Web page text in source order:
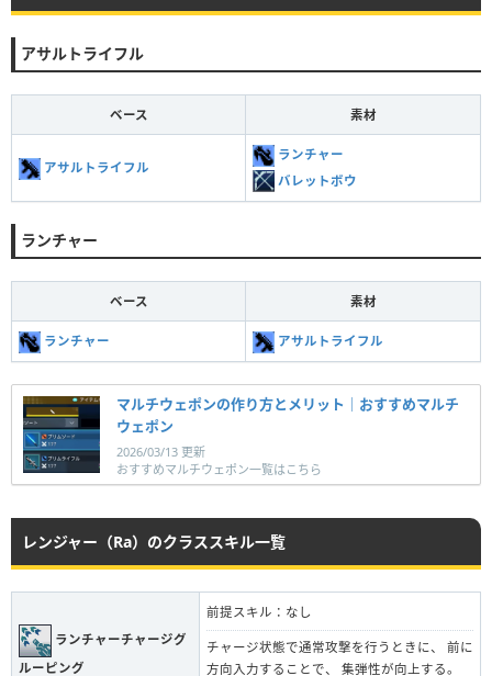
アサルトライフル
ベース 素材
アサルトライフル
ランチャー
バレットボウ
ランチャー
ベース 素材
ランチャー アサルトライフル
マルチウェポンの作り方とメリット｜おすすめマルチ
ウェポン
2026/03/13 更新
おすすめマルチウェポン一覧はこちら
レンジャー（Ra）のクラススキル一覧
ランチャーチャージグ
ルーピング
前提スキル：なし
チャージ状態で通常攻撃を行うときに、 前に
方向入力することで、 集弾性が向上する。